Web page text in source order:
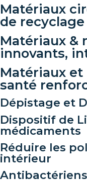
Matériaux
de recyclage
Matériaux &
innovants,
Matériaux et
santé
Dépistage et
Dispositif de
médicaments
Réduire les
intérieur